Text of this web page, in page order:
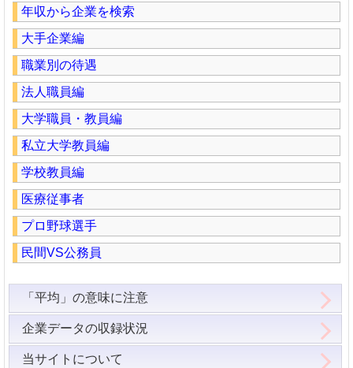
年収から企業を検索
大手企業編
職業別の待遇
法人職員編
大学職員・教員編
私立大学教員編
学校教員編
医療従事者
プロ野球選手
民間VS公務員
「平均」の意味に注意
企業データの収録状況
当サイトについて